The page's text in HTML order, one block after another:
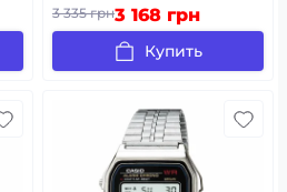
3 335 грн3 168 грн
Купить